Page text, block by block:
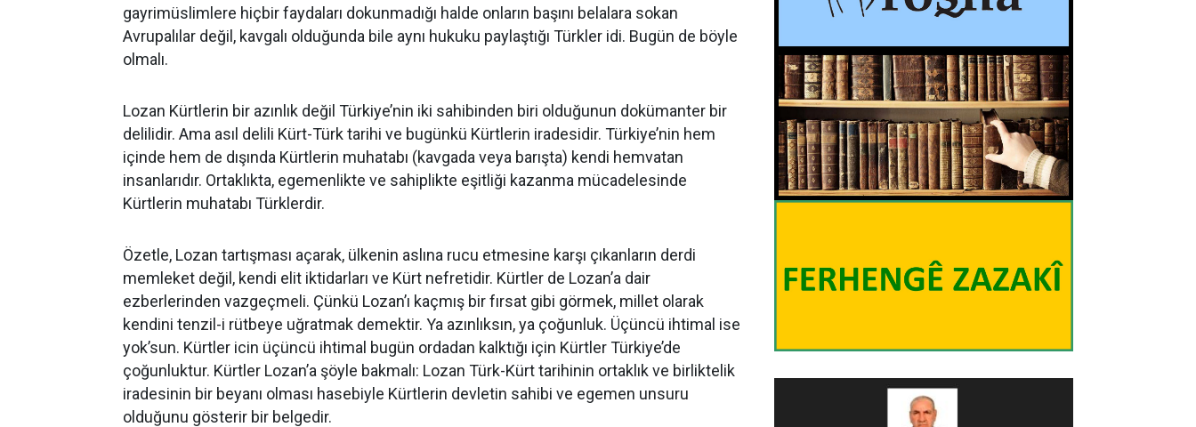
gayrimüslimlere hiçbir faydaları dokunmadığı halde onların başını belalara sokan
Avrupalılar değil, kavgalı olduğunda bile aynı hukuku paylaştığı Türkler idi. Bugün de böyle
olmalı.
Lozan Kürtlerin bir azınlık değil Türkiye’nin iki sahibinden biri olduğunun dokümanter bir
delilidir. Ama asıl delili Kürt-Türk tarihi ve bugünkü Kürtlerin iradesidir. Türkiye’nin hem
içinde hem de dışında Kürtlerin muhatabı (kavgada veya barışta) kendi hemvatan
insanlarıdır. Ortaklıkta, egemenlikte ve sahiplikte eşitliği kazanma mücadelesinde
Kürtlerin muhatabı Türklerdir.
Özetle, Lozan tartışması açarak, ülkenin aslına rucu etmesine karşı çıkanların derdi
memleket değil, kendi elit iktidarları ve Kürt nefretidir. Kürtler de Lozan’a dair
ezberlerinden vazgeçmeli. Çünkü Lozan’ı kaçmış bir fırsat gibi görmek, millet olarak
kendini tenzil-i rütbeye uğratmak demektir. Ya azınlıksın, ya çoğunluk. Üçüncü ihtimal ise
yok’sun. Kürtler icin üçüncü ihtimal bugün ordadan kalktığı için Kürtler Türkiye’de
çoğunluktur. Kürtler Lozan’a şöyle bakmalı: Lozan Türk-Kürt tarihinin ortaklık ve birliktelik
iradesinin bir beyanı olması hasebiyle Kürtlerin devletin sahibi ve egemen unsuru
olduğunu gösterir bir belgedir.